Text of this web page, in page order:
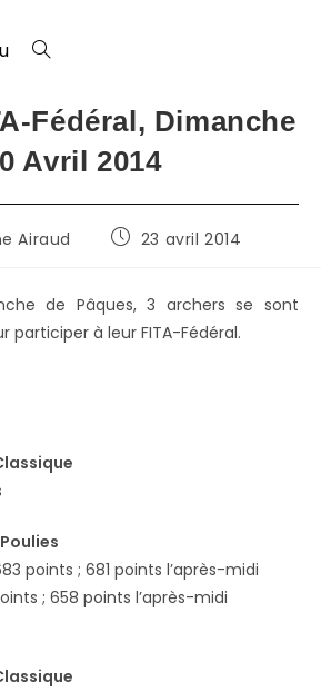
Fédéral, Dimanche
Avril 2014
Airaud
Publication
23 avril 2014
de Pâques, 3 archers se sont
participer à leur FITA-Fédéral.
points ; 681 points l’après-midi
; 658 points l’après-midi